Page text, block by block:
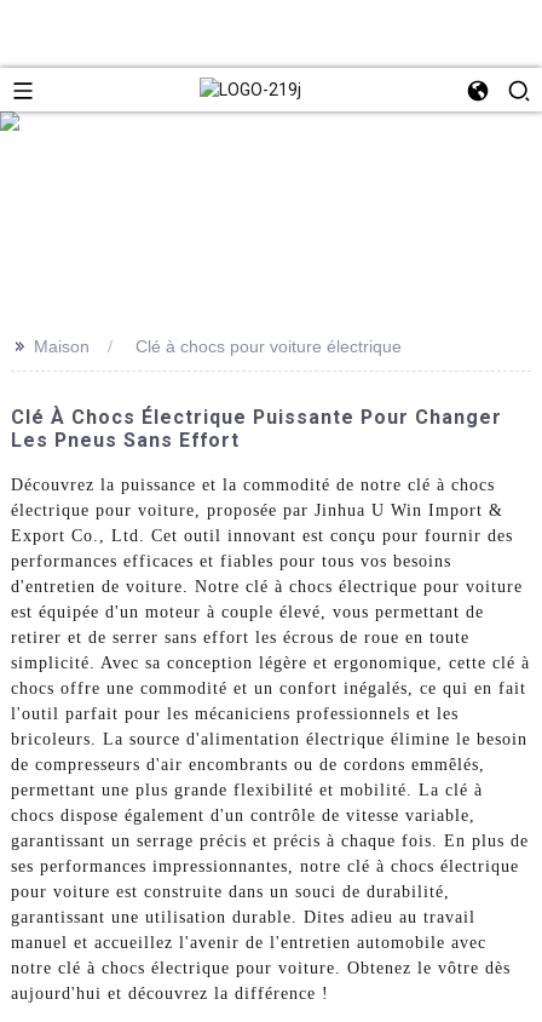
>> Maison Clé à chocs pour voiture électrique
Clé À Chocs Électrique Puissante Pour Changer
Les Pneus Sans Effort
Découvrez la puissance et la commodité de notre clé à chocs
électrique pour voiture, proposée par Jinhua U Win Import &
Export Co., Ltd. Cet outil innovant est conçu pour fournir des
performances efficaces et fiables pour tous vos besoins
d'entretien de voiture. Notre clé à chocs électrique pour voiture
est équipée d'un moteur à couple élevé, vous permettant de
retirer et de serrer sans effort les écrous de roue en toute
simplicité. Avec sa conception légère et ergonomique, cette clé à
chocs offre une commodité et un confort inégalés, ce qui en fait
l'outil parfait pour les mécaniciens professionnels et les
bricoleurs. La source d'alimentation électrique élimine le besoin
de compresseurs d'air encombrants ou de cordons emmêlés,
permettant une plus grande flexibilité et mobilité. La clé à
chocs dispose également d'un contrôle de vitesse variable,
garantissant un serrage précis et précis à chaque fois. En plus de
ses performances impressionnantes, notre clé à chocs électrique
pour voiture est construite dans un souci de durabilité,
garantissant une utilisation durable. Dites adieu au travail
manuel et accueillez l'avenir de l'entretien automobile avec
notre clé à chocs électrique pour voiture. Obtenez le vôtre dès
aujourd'hui et découvrez la différence !